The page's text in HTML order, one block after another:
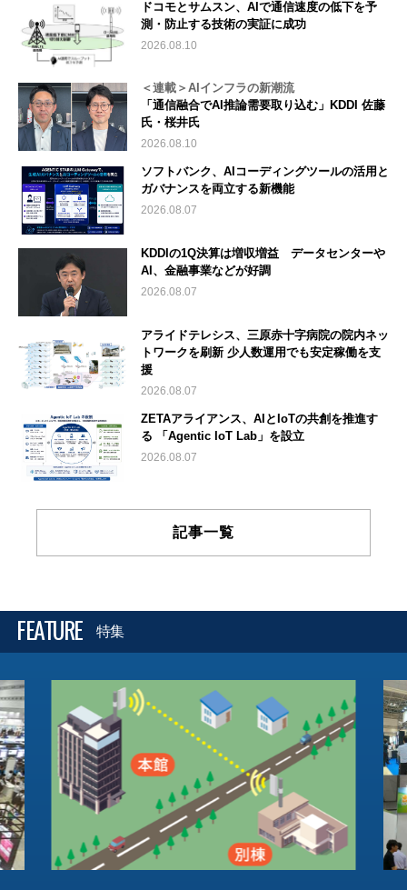
ドコモとサムスン、AIで通信速度の低下を予
測・防止する技術の実証に成功
2026.08.10
＜連載＞AIインフラの新潮流
「通信融合でAI推論需要取り込む」KDDI 佐藤
氏・桜井氏
2026.08.10
ソフトバンク、AIコーディングツールの活用と
ガバナンスを両立する新機能
2026.08.07
KDDIの1Q決算は増収増益 データセンターや
AI、金融事業などが好調
2026.08.07
アライドテレシス、三原赤十字病院の院内ネッ
トワークを刷新 少人数運用でも安定稼働を支
援
2026.08.07
ZETAアライアンス、AIとIoTの共創を推進す
る 「Agentic IoT Lab」を設立
2026.08.07
記事一覧
FEATURE 特集